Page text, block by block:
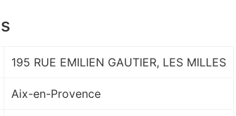
195 RUE EMILIEN GAUTIER, LES MILLES
Aix-en-Provence